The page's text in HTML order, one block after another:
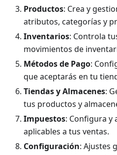
Productos: Crea y
atributos, categorías y
Inventarios: Controla
movimientos de
Métodos de Pago:
que aceptarás en tu
Tiendas y Almacenes:
tus productos y
Impuestos: Configura y
aplicables a tus ventas.
Configuración: Ajustes